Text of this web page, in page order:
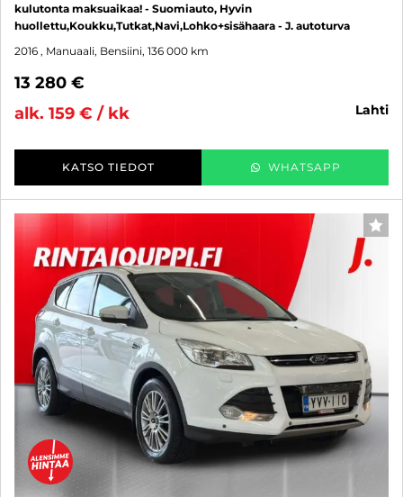
kulutonta maksuaikaa! - Suomiauto, Hyvin
huollettu,Koukku,Tutkat,Navi,Lohko+sisähaara - J. autoturva
2016 , Manuaali, Bensiini, 136 000 km
13 280 €
alk. 159 € / kk
lahti
KATSO TIEDOT WHATSAPP